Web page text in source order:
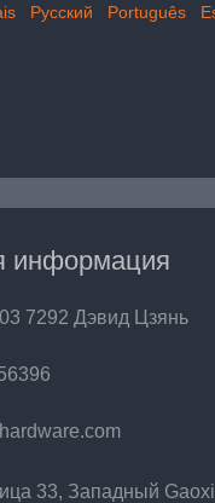
Pусский Português
информация
7292 Дэвид Цзянь
33, Западный